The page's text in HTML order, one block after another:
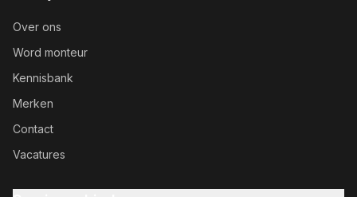
Over ons
Word monteur
Kennisbank
Merken
Contact
Vacatures